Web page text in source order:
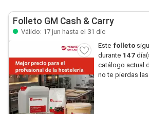
Folleto GM Cash & Carry
Válido: 17 jun hasta el 31 dic
Este folleto
durante 147
catálogo actual
no te pierdas